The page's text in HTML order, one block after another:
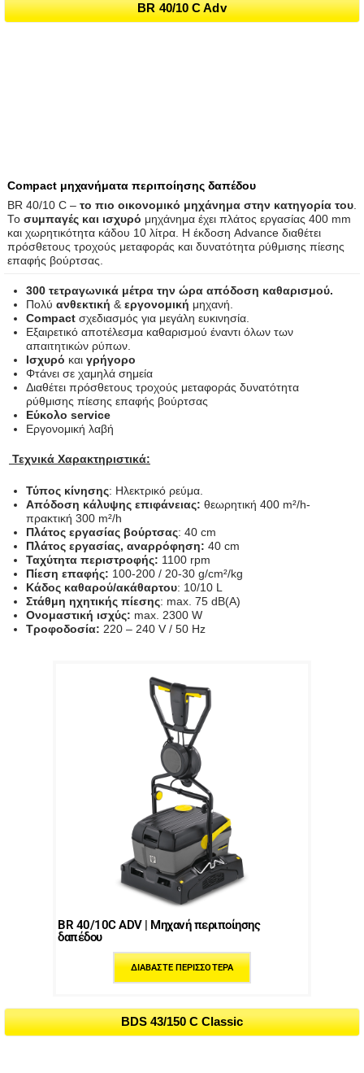
BR 40/10 C Adv
Compact μηχανήματα περιποίησης δαπέδου
BR 40/10 C – το πιο οικονομικό μηχάνημα στην κατηγορία του
Το συμπαγές και ισχυρό μηχάνημα έχει πλάτος εργασίας 400 mm
και χωρητικότητα κάδου 10 λίτρα. Η έκδοση Advance διαθέτει
πρόσθετους τροχούς μεταφοράς και δυνατότητα ρύθμισης πίεσης
επαφής βούρτσας.
300 τετραγωνικά μέτρα την ώρα απόδοση καθαρισμού.
Πολύ ανθεκτική & εργονομική μηχανή.
Compact σχεδιασμός για μεγάλη ευκινησία.
Εξαιρετικό αποτέλεσμα καθαρισμού έναντι όλων των
απαιτητικών ρύπων.
Ισχυρό και γρήγορο
Φτάνει σε χαμηλά σημεία
Διαθέτει πρόσθετους τροχούς μεταφοράς δυνατότητα
ρύθμισης πίεσης επαφής βούρτσας
Εύκολο service
Εργονομική λαβή
Τεχνικά Χαρακτηριστικά:
Τύπος κίνησης: Ηλεκτρικό ρεύμα.
Απόδοση κάλυψης επιφάνειας: θεωρητική 400 m²/h-
πρακτική 300 m²/h
Πλάτος εργασίας βούρτσας: 40 cm
Πλάτος εργασίας, αναρρόφηση: 40 cm
Ταχύτητα περιστροφής: 1100 rpm
Πίεση επαφής: 100-200 / 20-30 g/cm²/kg
Κάδος καθαρού/ακάθαρτου: 10/10 L
Στάθμη ηχητικής πίεσης: max. 75 dB(A)
Ονομαστική ισχύς: max. 2300 W
Τροφοδοσία: 220 – 240 V / 50 Hz
BR 40/10C ADV | Μηχανή περιποίησης
δαπέδου
ΔΙΑΒΆΣΤΕ ΠΕΡΙΣΣΌΤΕΡΑ
BDS 43/150 C Classic